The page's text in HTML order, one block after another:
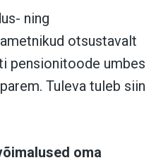
ning
otsustavalt
pensionitoode umbes
Tuleva tuleb siin
oma